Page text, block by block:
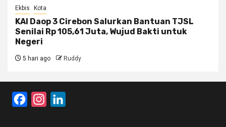
Ekbis Kota
KAI Daop 3 Cirebon Salurkan Bantuan TJSL
Senilai Rp 105,61 Juta, Wujud Bakti untuk
Negeri
5 hari ago Ruddy
FacebookInstagram